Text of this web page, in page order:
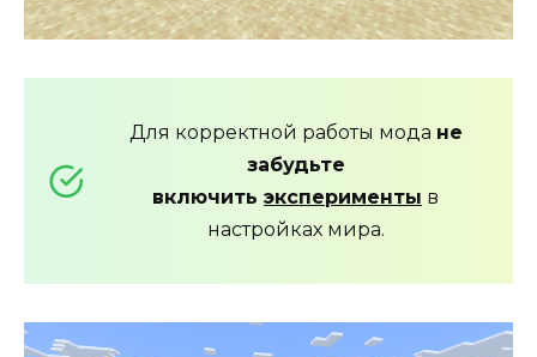
Для корректной работы мода не
забудьте
включить эксперименты в
настройках мира.